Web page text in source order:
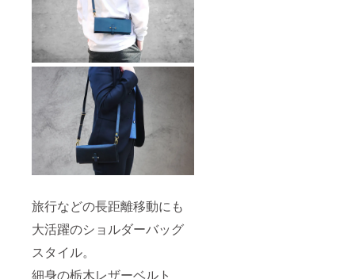
旅行などの長距離移動にも
大活躍のショルダーバッグ
スタイル。
細身の栃木レザーベルト